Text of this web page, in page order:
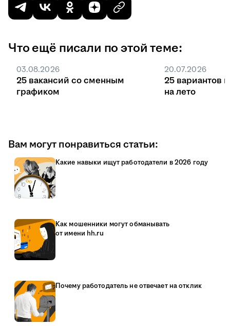
Что ещё писали по этой теме:
03.08.2026
25 вакансий со сменным
графиком
20.07.2026
25 вариантов
на лето
Вам могут понравиться статьи:
Какие навыки ищут работодатели в 2026 году
Как мошенники могут обманывать
от имени hh.ru
Почему работодатель не отвечает на отклик